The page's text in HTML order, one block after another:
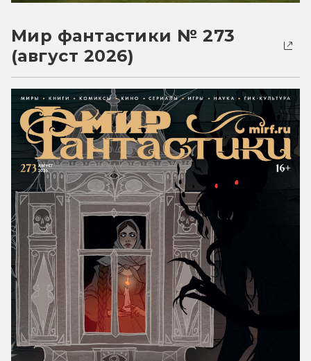
Мир фантастики № 273
(август 2026)